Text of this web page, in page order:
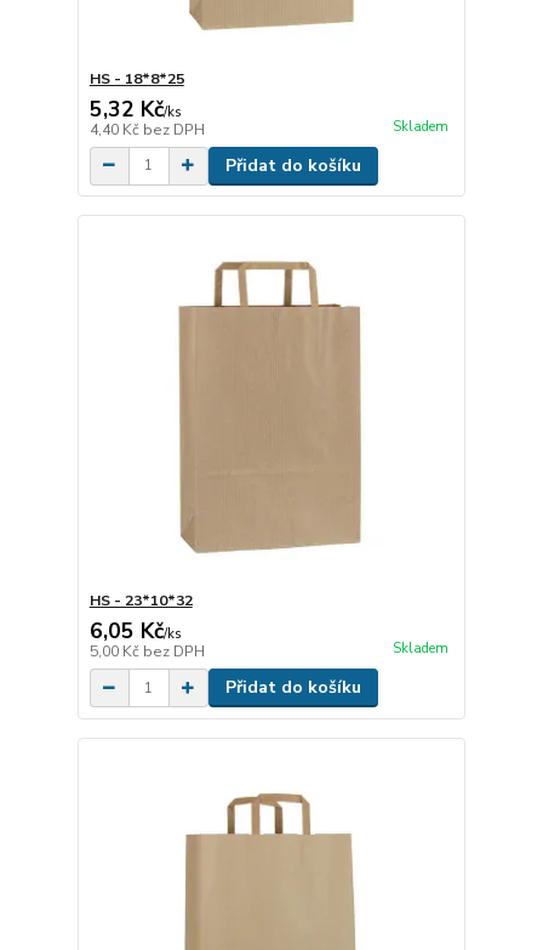
HS - 18*8*25
5,32 Kč/ks
4,40 Kč bez DPH Skladem
Přidat do košíku
HS - 23*10*32
6,05 Kč/ks
5,00 Kč bez DPH Skladem
Přidat do košíku